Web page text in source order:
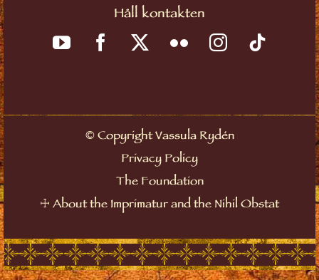
Håll kontakten
©Copyright Vassula Rydén
Privacy Policy
The Foundation
☩ About the Imprimatur and the Nihil Obstat